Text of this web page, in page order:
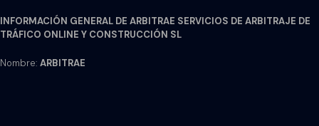
INFORMACIÓN GENERAL DE ARBITRAE SERVICIOS DE ARBITRAJE DE
TRÁFICO ONLINE Y CONSTRUCCIÓN SL
Nombre: ARBITRAE